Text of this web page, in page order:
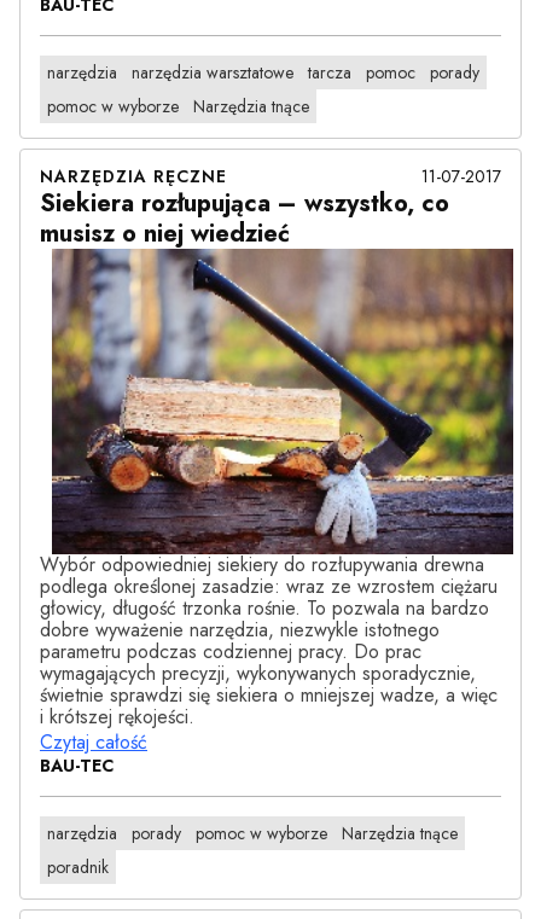
BAU-TEC
narzędzia narzędzia warsztatowe tarcza pomoc porady
pomoc w wyborze Narzędzia tnące
NARZĘDZIA RĘCZNE 11-07-2017
Siekiera rozłupująca – wszystko, co
musisz o niej wiedzieć
Wybór odpowiedniej siekiery do rozłupywania drewna
podlega określonej zasadzie: wraz ze wzrostem ciężaru
głowicy, długość trzonka rośnie. To pozwala na bardzo
dobre wyważenie narzędzia, niezwykle istotnego
parametru podczas codziennej pracy. Do prac
wymagających precyzji, wykonywanych sporadycznie,
świetnie sprawdzi się siekiera o mniejszej wadze, a więc
i krótszej rękojeści.
Czytaj całość
BAU-TEC
narzędzia porady pomoc w wyborze Narzędzia tnące
poradnik